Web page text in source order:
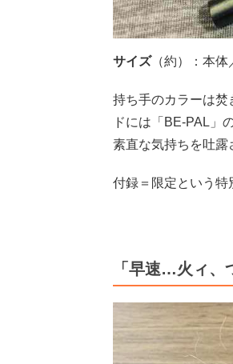
サイズ（約）：本体
持ち手のカラーは焚
ドには「BE-PAL」
素直な気持ちを吐露
付録＝限定という特
「早速…火ィ、